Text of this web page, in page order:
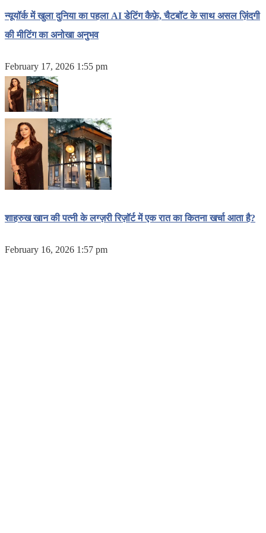
न्यूयॉर्क में खुला दुनिया का पहला AI डेटिंग कैफ़े, चैटबॉट के साथ असल ज़िंदगी
की मीटिंग का अनोखा अनुभव
February 17, 2026 1:55 pm
शाहरुख खान की पत्नी के लग्ज़री रिज़ॉर्ट में एक रात का कितना खर्चा आता है?
February 16, 2026 1:57 pm